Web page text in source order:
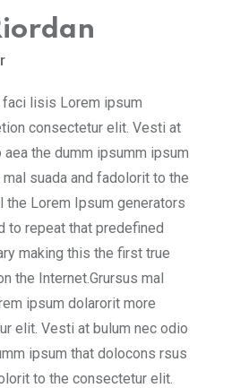
faci lisis Lorem ipsum
consectetur elit. Vesti at
the dumm ipsumm ipsum
suada and fadolorit to the
the Lorem Ipsum generators
to repeat that predefined
making this the first true
the Internet.Grursus mal
ipsum dolarorit more
elit. Vesti at bulum nec odio
ipsum that dolocons rsus
to the consectetur elit.